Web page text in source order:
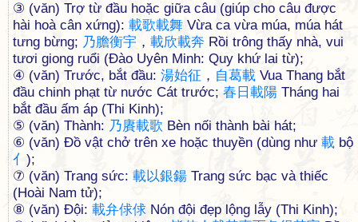
③ (văn) Trợ từ đầu hoặc giữa câu (giúp cho câu được
hài hoà cân xứng): 載歌載舞 Vừa ca vừa múa, múa hát
tưng bừng; 乃膽衡宇 ， 載欣載奔 Rồi trông thấy nhà, vui
tươi giong ruổi (Đào Uyên Minh: Quy khứ lai từ);
④ (văn) Trước, bắt đầu: 湯始征 ， 自葛載 Vua Thang bắt
đầu chinh phạt từ nước Cát trước; 春 日 載陽 Tháng hai
bắt đầu ấm áp (Thi Kinh);
⑤ (văn) Thành: 乃賡載歌 Bèn nối thành bài hát;
⑥ (văn) Đồ vật chở trên xe hoặc thuyền (dùng như 載 bộ
亻 );
⑦ (văn) Trang sức: 載以銀鍚 Trang sức bạc và thiếc
(Hoài Nam tử);
⑧ (văn) Đội: 載弁俅俅 Nón đội đẹp lộng lẫy (Thi Kinh);